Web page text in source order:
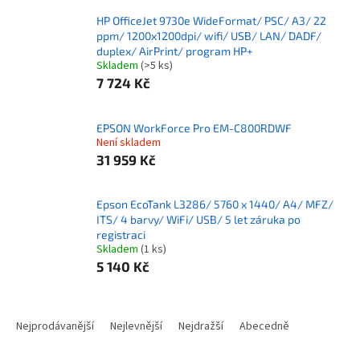
HP OfficeJet 9730e WideFormat/ PSC/ A3/ 22
ppm/ 1200x1200dpi/ wifi/ USB/ LAN/ DADF/
duplex/ AirPrint/ program HP+
Skladem (>5 ks)
7 724 Kč
EPSON WorkForce Pro EM-C800RDWF
Není skladem
31 959 Kč
Epson EcoTank L3286/ 5760 x 1440/ A4/ MFZ/
ITS/ 4 barvy/ WiFi/ USB/ 5 let záruka po
registraci
Skladem (1 ks)
5 140 Kč
Nejprodávanější Nejlevnější Nejdražší Abecedně